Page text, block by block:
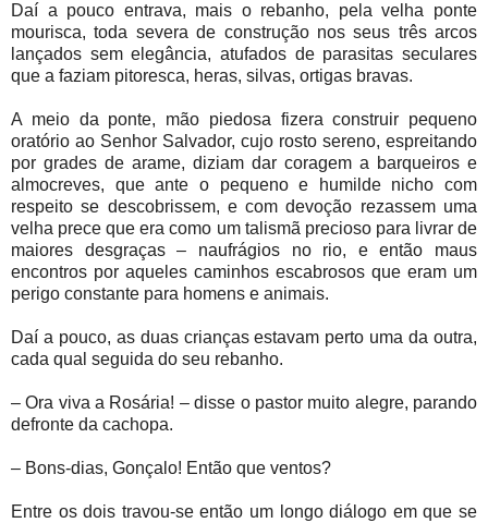
Daí a pouco entrava, mais o rebanho, pela velha ponte
mourisca, toda severa de construção nos seus três arcos
lançados sem elegância, atufados de parasitas seculares
que a faziam pitoresca, heras, silvas, ortigas bravas.
A meio da ponte, mão piedosa fizera construir pequeno
oratório ao Senhor Salvador, cujo rosto sereno, espreitando
por grades de arame, diziam dar coragem a barqueiros e
almocreves, que ante o pequeno e humilde nicho com
respeito se descobrissem, e com devoção rezassem uma
velha prece que era como um talismã precioso para livrar de
maiores desgraças – naufrágios no rio, e então maus
encontros por aqueles caminhos escabrosos que eram um
perigo constante para homens e animais.
Daí a pouco, as duas crianças estavam perto uma da outra,
cada qual seguida do seu rebanho.
– Ora viva a Rosária! – disse o pastor muito alegre, parando
defronte da cachopa.
– Bons-dias, Gonçalo! Então que ventos?
Entre os dois travou-se então um longo diálogo em que se